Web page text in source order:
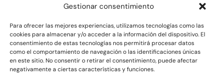
Gestionar consentimiento
Para ofrecer las mejores experiencias, utilizamos tecnologías como las
cookies para almacenar y/o acceder a la información del dispositivo. El
consentimiento de estas tecnologías nos permitirá procesar datos
como el comportamiento de navegación o las identificaciones únicas
en este sitio. No consentir o retirar el consentimiento, puede afectar
negativamente a ciertas características y funciones.
The Big Bang
Theory
The Blues
Brothers
ejercer
consultando
la
información
adicional
y
detallada
sobre